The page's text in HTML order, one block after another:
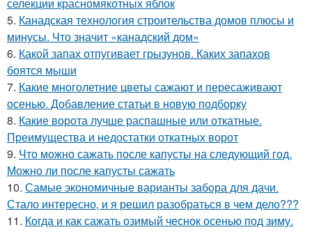
5. Канадская технология строительства домов плюсы и
минусы. Что значит «канадский дом»
6. Какой запах отпугивает грызунов. Каких запахов
боятся мыши
7. Какие многолетние цветы сажают и пересаживают
осенью. Добавление статьи в новую подборку
8. Какие ворота лучше распашные или откатные.
Преимущества и недостатки откатных ворот
9. Что можно сажать после капусты на следующий год.
Можно ли после капусты сажать
10. Самые экономичные варианты забора для дачи.
Стало интересно, и я решил разобраться в чем дело???
11. Когда и как сажать озимый чеснок осенью под зиму.